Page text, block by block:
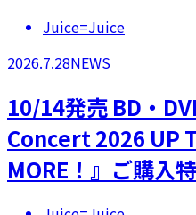
Juice=Juice
2026.7.28NEWS
10/14発売 BD・
Concert 2026 UP
MORE！』ご購入